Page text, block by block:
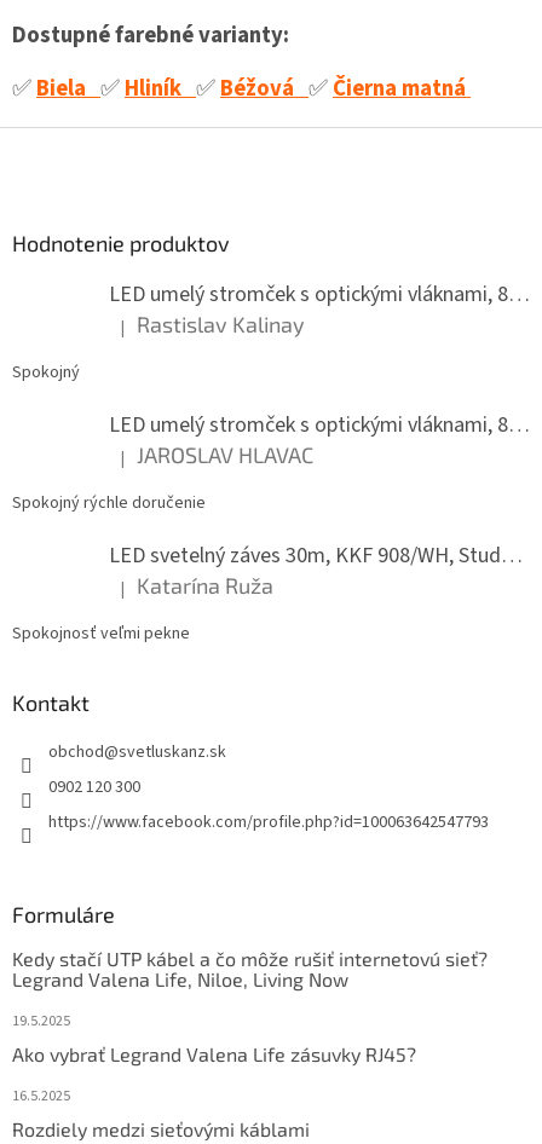
Dostupné farebné varianty:
✅Biela ✅Hliník ✅Béžová ✅Čierna matná
Hodnotenie produktov
LED umelý stromček s optickými vláknami, 80 cm
Hodnotenie produktu je 5 z 5 hviezdičiek.
| Rastislav Kalinay
Spokojný
LED umelý stromček s optickými vláknami, 80 cm
Hodnotenie produktu je 5 z 5 hviezdičiek.
| JAROSLAV HLAVAC
Spokojný rýchle doručenie
LED svetelný záves 30m, KKF 908/WH, Studená biela
Hodnotenie produktu je 5 z 5 hviezdičiek.
| Katarína Ruža
Spokojnosť veľmi pekne
Kontakt
obchod@svetluskanz.sk
0902 120 300
https://www.facebook.com/profile.php?id=100063642547793
Formuláre
Kedy stačí UTP kábel a čo môže rušiť internetovú sieť?
Legrand Valena Life, Niloe, Living Now
19.5.2025
Ako vybrať Legrand Valena Life zásuvky RJ45?
16.5.2025
Rozdiely medzi sieťovými káblami